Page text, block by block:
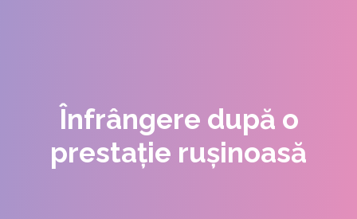
Înfrângere după o
prestație rușinoasă